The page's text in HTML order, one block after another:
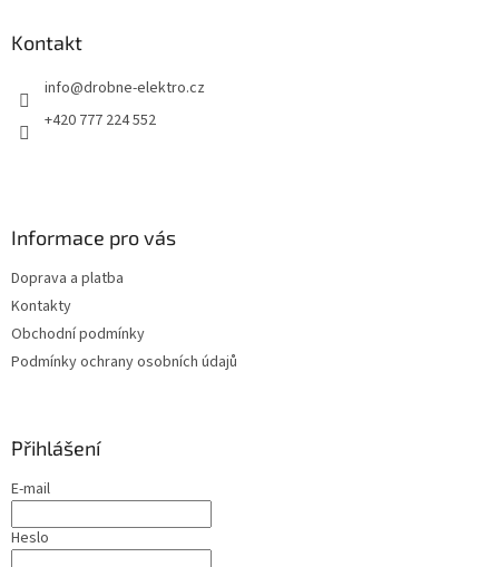
Kontakt
info@drobne-elektro.cz
+420 777 224 552
Informace pro vás
Doprava a platba
Kontakty
Obchodní podmínky
Podmínky ochrany osobních údajů
Přihlášení
E-mail
Heslo